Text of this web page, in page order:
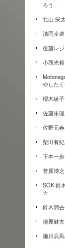
ろう
北山 栄
清岡幸
後藤レ
小西光
やした
櫻木綾
佐藤朱
佐野元
柴田有
下本一
菅原博
SŌK 鈴
カ
鈴木潤
須原健
瀬川辰